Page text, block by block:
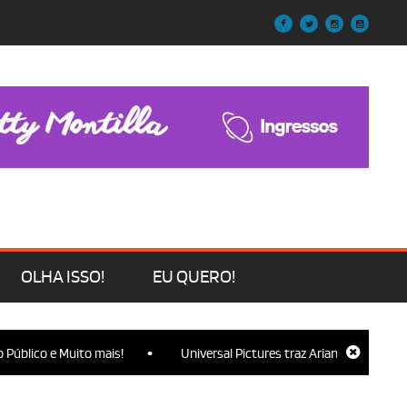
OLHA ISSO! EU QUERO!
e Muito mais! Universal Pictures traz Ariana Grande,